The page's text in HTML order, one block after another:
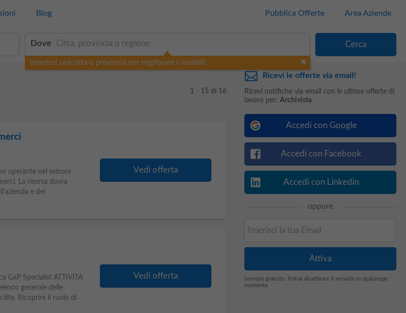
Blog Pubblica Offerte Area Aziende
Dove
Inserisci una città o provincia per migliorare i risultati
1 - 15 di 16
operante nel settore
La risorsa dovra
e del
Vedi offerta
GxP Specialist ATTIVITA’
generale delle
Ricoprire il ruolo di
Vedi offerta
Ricevi le offerte via email!
Ricevi notifiche via email con le ultime offerte di
lavoro per: Archivista
Accedi con Google
Accedi con Facebook
Accedi con Linkedin
oppure
Servizio gratuito. Potrai disattivare il servizio in qualunque
momento